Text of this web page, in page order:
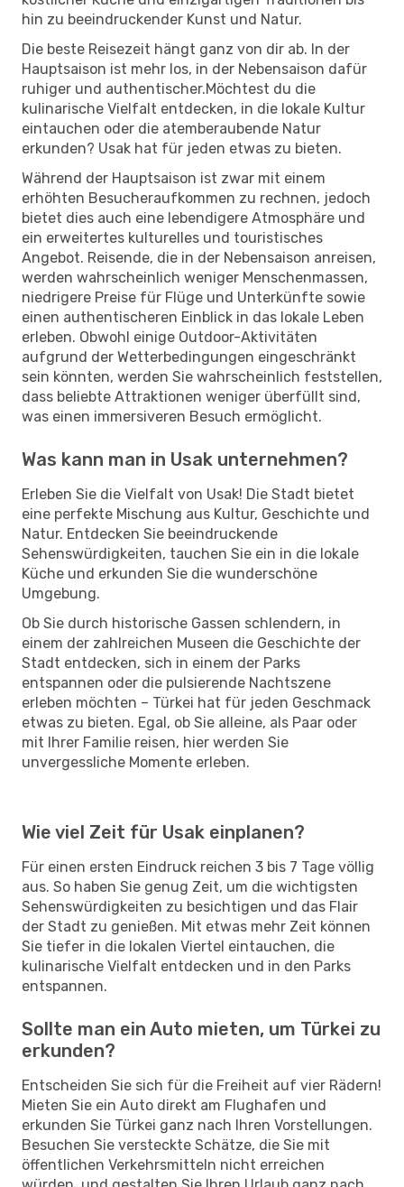
hin zu beeindruckender Kunst und Natur.
Die beste Reisezeit hängt ganz von dir ab. In der
Hauptsaison ist mehr los, in der Nebensaison dafür
ruhiger und authentischer.Möchtest du die
kulinarische Vielfalt entdecken, in die lokale Kultur
eintauchen oder die atemberaubende Natur
erkunden? Usak hat für jeden etwas zu bieten.
Während der Hauptsaison ist zwar mit einem
erhöhten Besucheraufkommen zu rechnen, jedoch
bietet dies auch eine lebendigere Atmosphäre und
ein erweitertes kulturelles und touristisches
Angebot. Reisende, die in der Nebensaison anreisen,
werden wahrscheinlich weniger Menschenmassen,
niedrigere Preise für Flüge und Unterkünfte sowie
einen authentischeren Einblick in das lokale Leben
erleben. Obwohl einige Outdoor-Aktivitäten
aufgrund der Wetterbedingungen eingeschränkt
sein könnten, werden Sie wahrscheinlich feststellen,
dass beliebte Attraktionen weniger überfüllt sind,
was einen immersiveren Besuch ermöglicht.
Was kann man in Usak unternehmen?
Erleben Sie die Vielfalt von Usak! Die Stadt bietet
eine perfekte Mischung aus Kultur, Geschichte und
Natur. Entdecken Sie beeindruckende
Sehenswürdigkeiten, tauchen Sie ein in die lokale
Küche und erkunden Sie die wunderschöne
Umgebung.
Ob Sie durch historische Gassen schlendern, in
einem der zahlreichen Museen die Geschichte der
Stadt entdecken, sich in einem der Parks
entspannen oder die pulsierende Nachtszene
erleben möchten – Türkei hat für jeden Geschmack
etwas zu bieten. Egal, ob Sie alleine, als Paar oder
mit Ihrer Familie reisen, hier werden Sie
unvergessliche Momente erleben.
Wie viel Zeit für Usak einplanen?
Für einen ersten Eindruck reichen 3 bis 7 Tage völlig
aus. So haben Sie genug Zeit, um die wichtigsten
Sehenswürdigkeiten zu besichtigen und das Flair
der Stadt zu genießen. Mit etwas mehr Zeit können
Sie tiefer in die lokalen Viertel eintauchen, die
kulinarische Vielfalt entdecken und in den Parks
entspannen.
Sollte man ein Auto mieten, um Türkei zu
erkunden?
Entscheiden Sie sich für die Freiheit auf vier Rädern!
Mieten Sie ein Auto direkt am Flughafen und
erkunden Sie Türkei ganz nach Ihren Vorstellungen.
Besuchen Sie versteckte Schätze, die Sie mit
öffentlichen Verkehrsmitteln nicht erreichen